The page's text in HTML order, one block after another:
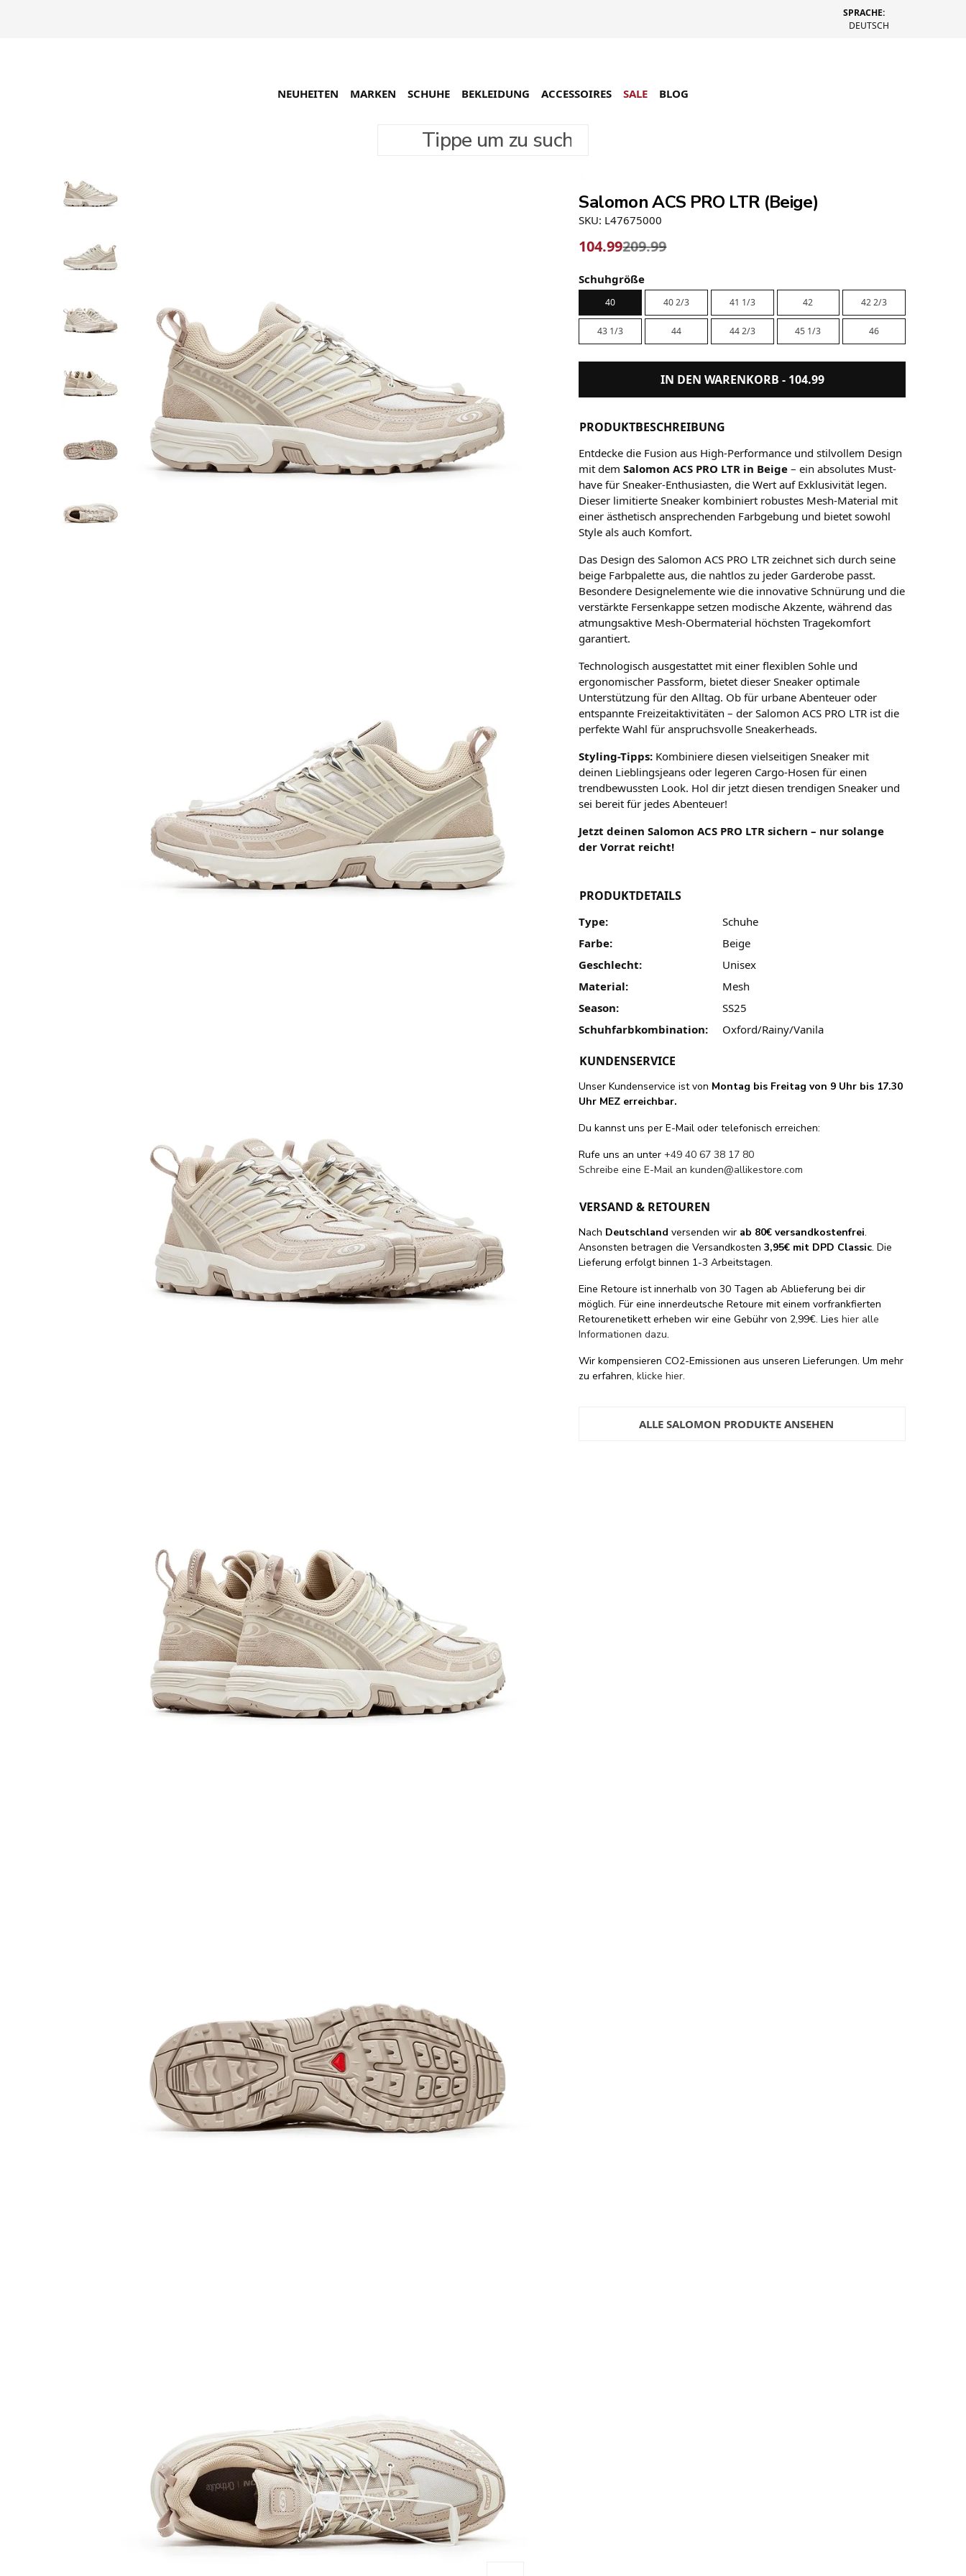
SPRACHE:
DEUTSCH
Tippe um zu suchen
NEUHEITEN MARKEN SCHUHE BEKLEIDUNG ACCESSOIRES SALE BLOG
Salomon ACS PRO LTR (Beige)
SKU: L47675000
104.99209.99
Schuhgröße
40 40 2/3 41 1/3 42 42 2/3
43 1/3 44 44 2/3 45 1/3 46
IN DEN WARENKORB - 104.99
PRODUKTBESCHREIBUNG
Entdecke die Fusion aus High-Performance und stilvollem Design
mit demSalomon ACS PRO LTR in Beige – ein absolutes Must-
have für Sneaker-Enthusiasten, die Wert auf Exklusivität legen.
Dieser limitierte Sneaker kombiniert robustes Mesh-Material mit
einer ästhetisch ansprechenden Farbgebung und bietet sowohl
Style als auch Komfort.
Das Design des Salomon ACS PRO LTR zeichnet sich durch seine
beige Farbpalette aus, die nahtlos zu jeder Garderobe passt.
Besondere Designelemente wie die innovative Schnürung und die
verstärkte Fersenkappe setzen modische Akzente, während das
atmungsaktive Mesh-Obermaterial höchsten Tragekomfort
garantiert.
Technologisch ausgestattet mit einer flexiblen Sohle und
ergonomischer Passform, bietet dieser Sneaker optimale
Unterstützung für den Alltag. Ob für urbane Abenteuer oder
entspannte Freizeitaktivitäten – der Salomon ACS PRO LTR ist die
perfekte Wahl für anspruchsvolle Sneakerheads.
Styling-Tipps: Kombiniere diesen vielseitigen Sneaker mit
deinen Lieblingsjeans oder legeren Cargo-Hosen für einen
trendbewussten Look. Hol dir jetzt diesen trendigen Sneaker und
sei bereit für jedes Abenteuer!
Jetzt deinen Salomon ACS PRO LTR sichern – nur solange
der Vorrat reicht!
PRODUKTDETAILS
Type:
Schuhe
Farbe:
Beige
Geschlecht:
Unisex
Material:
Mesh
Season:
SS25
Schuhfarbkombination:
Oxford/Rainy/Vanila
KUNDENSERVICE
Unser Kundenservice ist von Montag bis Freitag von 9 Uhr bis 17.30
Uhr MEZ erreichbar.
Du kannst uns per E-Mail oder telefonisch erreichen:
Rufe uns an unter+49 40 67 38 17 80
Schreibe eine E-Mail ankunden@allikestore.com
VERSAND & RETOUREN
Nach Deutschland versenden wir ab 80€ versandkostenfrei.
Ansonsten betragen die Versandkosten3,95€ mit DPD Classic. Die
Lieferung erfolgt binnen 1-3 Arbeitstagen.
Eine Retoure ist innerhalb von 30 Tagen ab Ablieferung bei dir
möglich. Für eine innerdeutsche Retoure mit einem vorfrankfierten
Retourenetikett erheben wir eine Gebühr von 2,99€. Lieshier alle
Informationen dazu.
Wir kompensieren CO2-Emissionen aus unseren Lieferungen. Um mehr
zu erfahren,klicke hier.
ALLE SALOMON PRODUKTE ANSEHEN